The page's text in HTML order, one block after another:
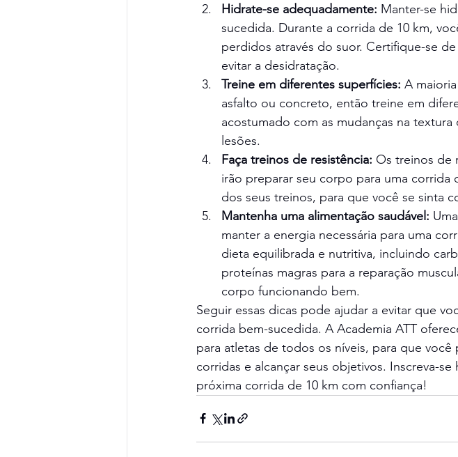
Hidrate-se adequadamente: Manter-se
sucedida. Durante a corrida de 10 km,
perdidos através do suor. Certifique-se
evitar a desidratação.
Treine em diferentes superfícies: A
asfalto ou concreto, então treine em
acostumado com as mudanças na
lesões.
Faça treinos de resistência: Os treinos de
irão preparar seu corpo para uma corrida
dos seus treinos, para que você se sinta
Mantenha uma alimentação saudável:
manter a energia necessária para uma
dieta equilibrada e nutritiva, incluindo
proteínas magras para a reparação
corpo funcionando bem.
Seguir essas dicas pode ajudar a evitar que
corrida bem-sucedida. A Academia ATT
para atletas de todos os níveis, para que você
corridas e alcançar seus objetivos. Inscreva-
próxima corrida de 10 km com confiança!